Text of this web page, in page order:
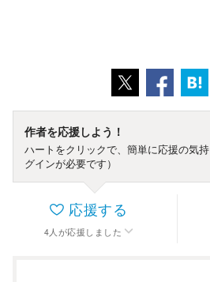
作者を応援しよう！
ハートをクリックで、簡単に応援の気
グインが必要です）
応援する
4 人 が応援しました